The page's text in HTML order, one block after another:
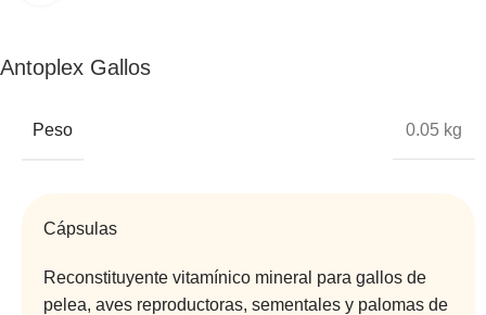
Antoplex Gallos
Peso 0.05 kg
Cápsulas
Reconstituyente vitamínico mineral para gallos de
pelea, aves reproductoras, sementales y palomas de